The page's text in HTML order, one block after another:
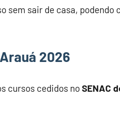
sem sair de casa,
2026
cursos cedidos noSENAC